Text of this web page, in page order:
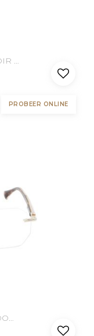
LU 2611 MONCEAU NOIR 55/18
PROBEER ONLINE
LU 2603 TRIOMPHE DOEC 54/19